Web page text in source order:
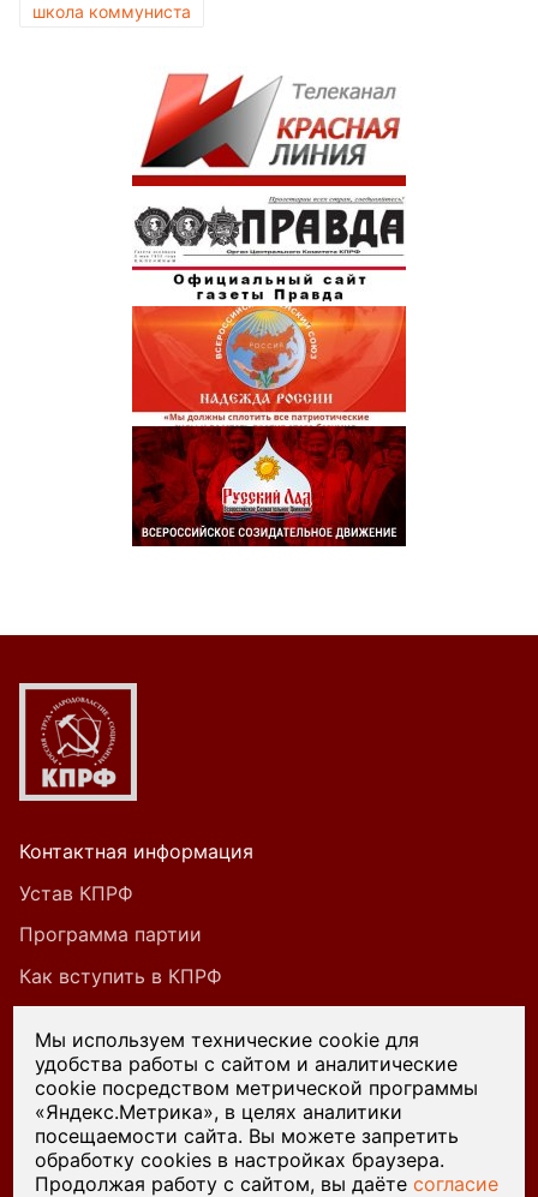
школа коммуниста
Контактная информация
Устав КПРФ
Программа партии
Как вступить в КПРФ
При цитировании или ином использовании
материалов, опубликованных на страницах
сайта kprf45.ru, ссылка на источник обязательна.
Мы используем технические cookie для
удобства работы с сайтом и аналитические
cookie посредством метрической программы
«Яндекс.Метрика», в целях аналитики
посещаемости сайта. Вы можете запретить
обработку cookies в настройках браузера.
Продолжая работу с сайтом, вы даётесогласие